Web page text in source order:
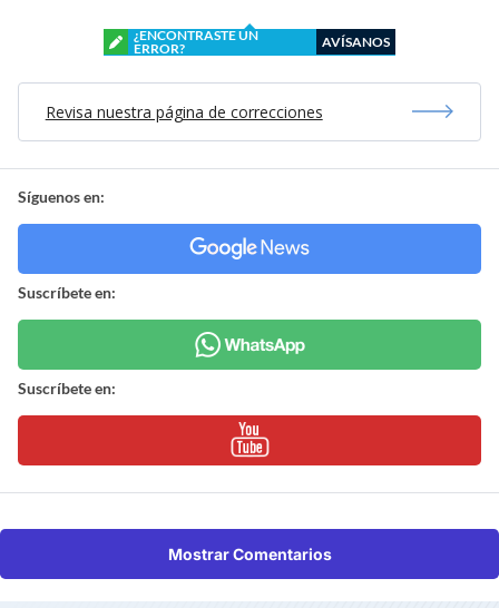
¿ENCONTRASTE UN
ERROR?
AVÍSANOS
Revisa nuestra página de correcciones
Síguenos en:
Suscríbete en:
Suscríbete en:
Mostrar Comentarios